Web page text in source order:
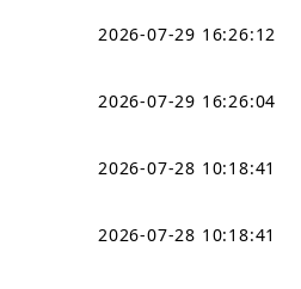
2026-07-29 16:26:12
2026-07-29 16:26:04
2026-07-28 10:18:41
2026-07-28 10:18:41